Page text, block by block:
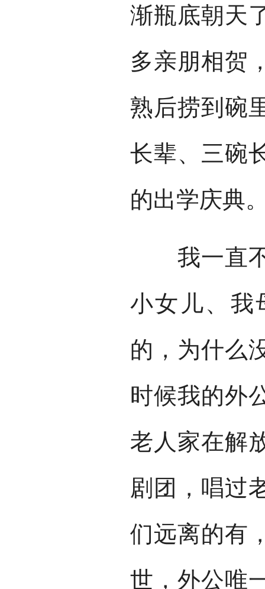
渐瓶底朝天
多亲朋相贺
熟后捞到碗
长辈、三碗
的出学庆典
我一直不
小女儿、我
的，为什么
时候我的外
老人家在解
剧团，唱过
们远离的有
世，外公唯